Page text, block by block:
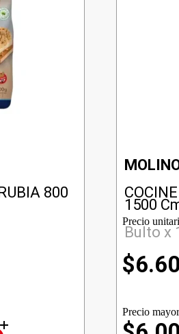
800
1500
Bulto x
Precio
$
Precio